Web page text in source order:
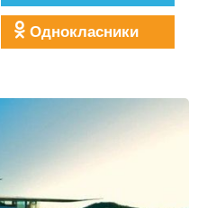
Однокласники